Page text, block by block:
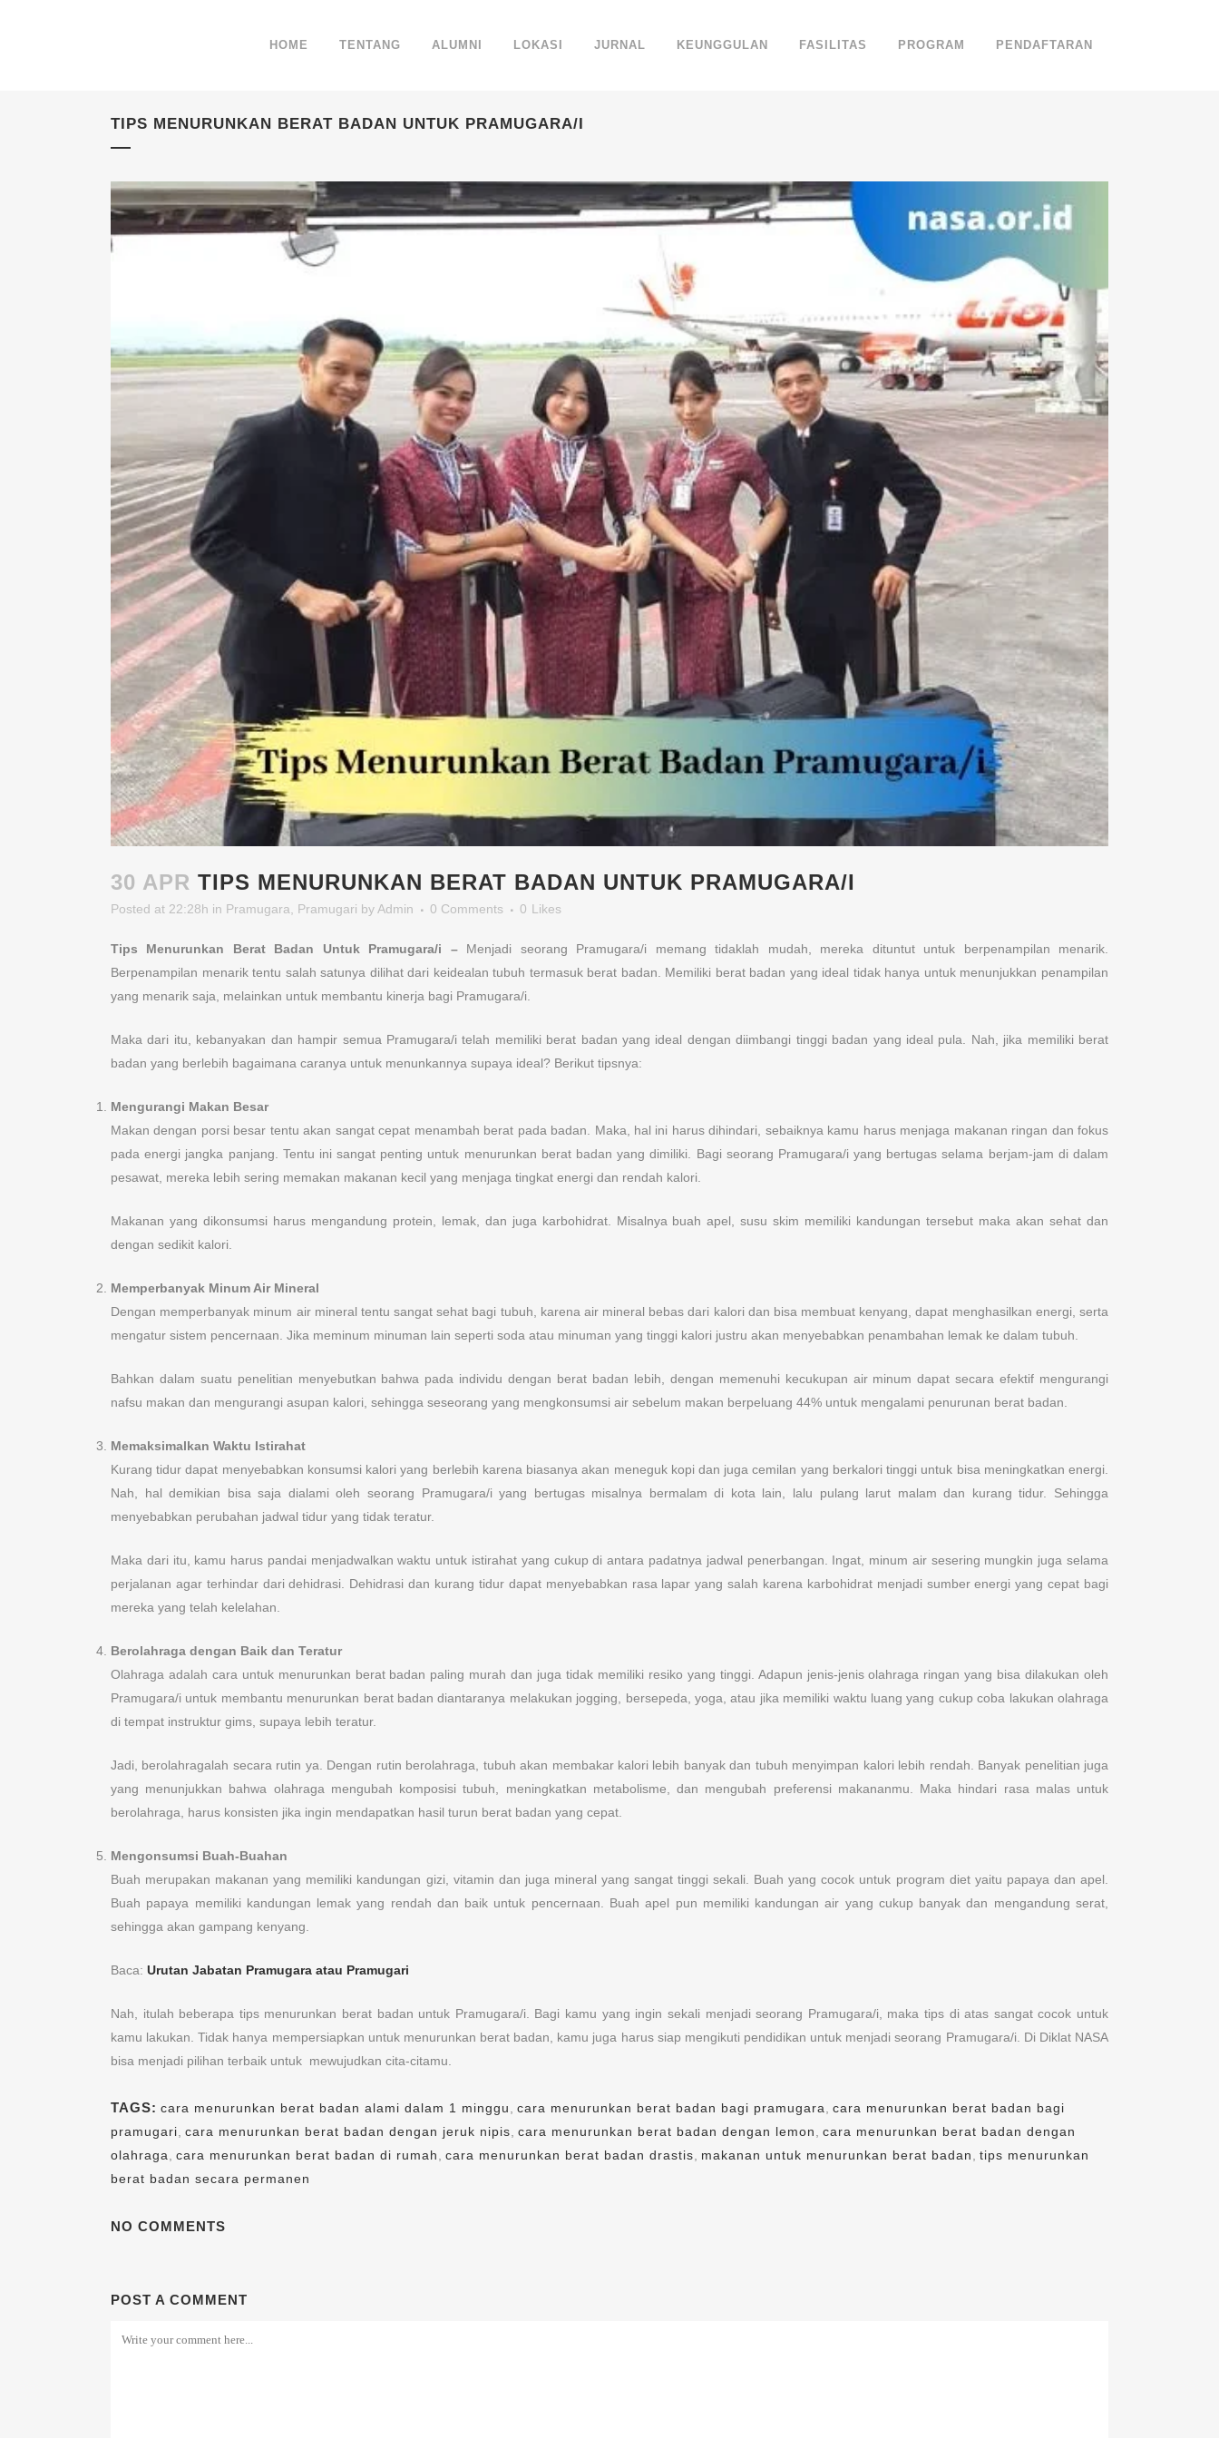
HOME TENTANG ALUMNI LOKASI JURNAL KEUNGGULAN FASILITAS PROGRAM PENDAFTARAN
TIPS MENURUNKAN BERAT BADAN UNTUK PRAMUGARA/I
30 APR TIPS MENURUNKAN BERAT BADAN UNTUK PRAMUGARA/I
Posted at 22:28h in Pramugara, Pramugari byAdmin 0 Comments 0 Likes
Tips Menurunkan Berat Badan Untuk Pramugara/i – Menjadi seorang Pramugara/i memang tidaklah mudah, mereka dituntut untuk berpenampilan menarik.
Berpenampilan menarik tentu salah satunya dilihat dari keidealan tubuh termasuk berat badan. Memiliki berat badan yang ideal tidak hanya untuk menunjukkan penampilan
yang menarik saja, melainkan untuk membantu kinerja bagi Pramugara/i.
Maka dari itu, kebanyakan dan hampir semua Pramugara/i telah memiliki berat badan yang ideal dengan diimbangi tinggi badan yang ideal pula. Nah, jika memiliki berat
badan yang berlebih bagaimana caranya untuk menunkannya supaya ideal? Berikut tipsnya:
Mengurangi Makan Besar
Makan dengan porsi besar tentu akan sangat cepat menambah berat pada badan. Maka, hal ini harus dihindari, sebaiknya kamu harus menjaga makanan ringan dan fokus
pada energi jangka panjang. Tentu ini sangat penting untuk menurunkan berat badan yang dimiliki. Bagi seorang Pramugara/i yang bertugas selama berjam-jam di dalam
pesawat, mereka lebih sering memakan makanan kecil yang menjaga tingkat energi dan rendah kalori.
Makanan yang dikonsumsi harus mengandung protein, lemak, dan juga karbohidrat. Misalnya buah apel, susu skim memiliki kandungan tersebut maka akan sehat dan
dengan sedikit kalori.
Memperbanyak Minum Air Mineral
Dengan memperbanyak minum air mineral tentu sangat sehat bagi tubuh, karena air mineral bebas dari kalori dan bisa membuat kenyang, dapat menghasilkan energi, serta
mengatur sistem pencernaan. Jika meminum minuman lain seperti soda atau minuman yang tinggi kalori justru akan menyebabkan penambahan lemak ke dalam tubuh.
Bahkan dalam suatu penelitian menyebutkan bahwa pada individu dengan berat badan lebih, dengan memenuhi kecukupan air minum dapat secara efektif mengurangi
nafsu makan dan mengurangi asupan kalori, sehingga seseorang yang mengkonsumsi air sebelum makan berpeluang 44% untuk mengalami penurunan berat badan.
Memaksimalkan Waktu Istirahat
Kurang tidur dapat menyebabkan konsumsi kalori yang berlebih karena biasanya akan meneguk kopi dan juga cemilan yang berkalori tinggi untuk bisa meningkatkan energi.
Nah, hal demikian bisa saja dialami oleh seorang Pramugara/i yang bertugas misalnya bermalam di kota lain, lalu pulang larut malam dan kurang tidur. Sehingga
menyebabkan perubahan jadwal tidur yang tidak teratur.
Maka dari itu, kamu harus pandai menjadwalkan waktu untuk istirahat yang cukup di antara padatnya jadwal penerbangan. Ingat, minum air sesering mungkin juga selama
perjalanan agar terhindar dari dehidrasi. Dehidrasi dan kurang tidur dapat menyebabkan rasa lapar yang salah karena karbohidrat menjadi sumber energi yang cepat bagi
mereka yang telah kelelahan.
Berolahraga dengan Baik dan Teratur
Olahraga adalah cara untuk menurunkan berat badan paling murah dan juga tidak memiliki resiko yang tinggi. Adapun jenis-jenis olahraga ringan yang bisa dilakukan oleh
Pramugara/i untuk membantu menurunkan berat badan diantaranya melakukan jogging, bersepeda, yoga, atau jika memiliki waktu luang yang cukup coba lakukan olahraga
di tempat instruktur gims, supaya lebih teratur.
Jadi, berolahragalah secara rutin ya. Dengan rutin berolahraga, tubuh akan membakar kalori lebih banyak dan tubuh menyimpan kalori lebih rendah. Banyak penelitian juga
yang menunjukkan bahwa olahraga mengubah komposisi tubuh, meningkatkan metabolisme, dan mengubah preferensi makananmu. Maka hindari rasa malas untuk
berolahraga, harus konsisten jika ingin mendapatkan hasil turun berat badan yang cepat.
Mengonsumsi Buah-Buahan
Buah merupakan makanan yang memiliki kandungan gizi, vitamin dan juga mineral yang sangat tinggi sekali. Buah yang cocok untuk program diet yaitu papaya dan apel.
Buah papaya memiliki kandungan lemak yang rendah dan baik untuk pencernaan. Buah apel pun memiliki kandungan air yang cukup banyak dan mengandung serat,
sehingga akan gampang kenyang.
Baca: Urutan Jabatan Pramugara atau Pramugari
Nah, itulah beberapa tips menurunkan berat badan untuk Pramugara/i. Bagi kamu yang ingin sekali menjadi seorang Pramugara/i, maka tips di atas sangat cocok untuk
kamu lakukan. Tidak hanya mempersiapkan untuk menurunkan berat badan, kamu juga harus siap mengikuti pendidikan untuk menjadi seorang Pramugara/i. Di Diklat NASA
bisa menjadi pilihan terbaik untuk mewujudkan cita-citamu.
TAGS: cara menurunkan berat badan alami dalam 1 minggu, cara menurunkan berat badan bagi pramugara, cara menurunkan berat badan bagi
pramugari, cara menurunkan berat badan dengan jeruk nipis, cara menurunkan berat badan dengan lemon, cara menurunkan berat badan dengan
olahraga, cara menurunkan berat badan di rumah, cara menurunkan berat badan drastis, makanan untuk menurunkan berat badan, tips menurunkan
berat badan secara permanen
NO COMMENTS
POST A COMMENT